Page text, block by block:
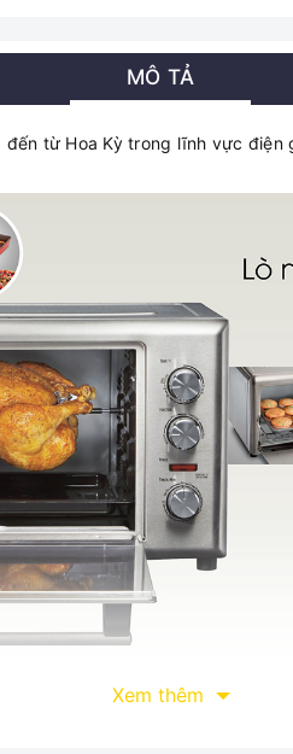
MÔ TẢ
từ Hoa Kỳ trong lĩnh vực
Xem thêm